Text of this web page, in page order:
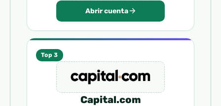
Abrir cuenta
Top 3
Capital.com